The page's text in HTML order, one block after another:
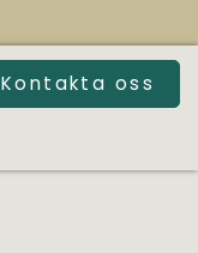
Kontakta oss